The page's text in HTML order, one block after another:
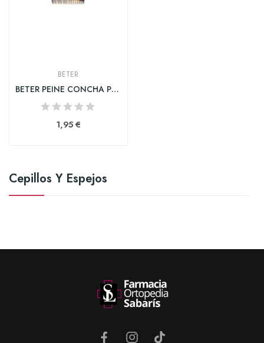
Cepillos Y Espejos
BETER
BETER PEINE CONCHA PEQUEÑO
1,95 €